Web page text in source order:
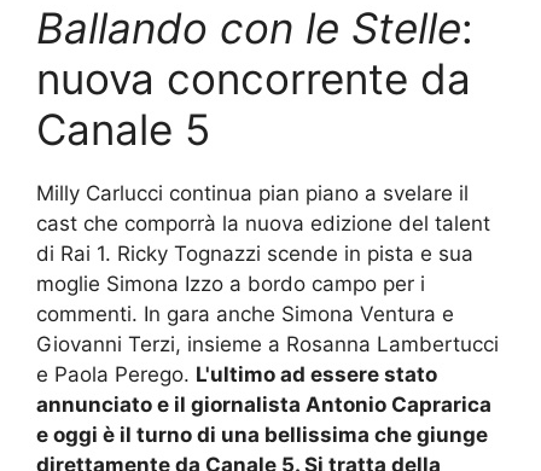
Ballando con le Stelle:
nuova concorrente da
Canale 5
Milly Carlucci continua pian piano a svelare il
cast che comporrà la nuova edizione del talent
di Rai 1. Ricky Tognazzi scende in pista e sua
moglie Simona Izzo a bordo campo per i
commenti. In gara anche Simona Ventura e
Giovanni Terzi, insieme a Rosanna Lambertucci
e Paola Perego. L'ultimo ad essere stato
annunciato e il giornalista Antonio Caprarica
e oggi è il turno di una bellissima che giunge
direttamente da Canale 5. Si tratta della